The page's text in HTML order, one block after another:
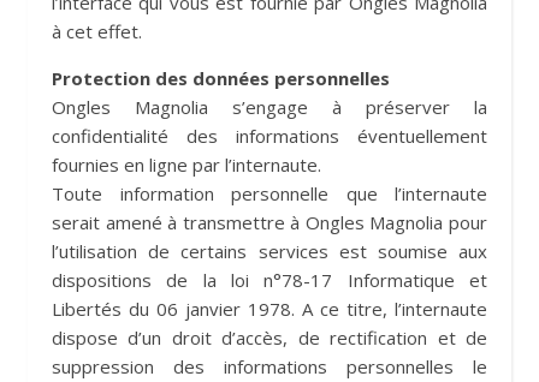
à cet effet.
Protection des données personnelles
Ongles Magnolia s’engage à préserver la
confidentialité des informations éventuellement
fournies en ligne par l’internaute.
Toute information personnelle que l’internaute
serait amené à transmettre à Ongles Magnolia pour
l’utilisation de certains services est soumise aux
dispositions de la loi n°78-17 Informatique et
Libertés du 06 janvier 1978. A ce titre, l’internaute
dispose d’un droit d’accès, de rectification et de
suppression des informations personnelles le